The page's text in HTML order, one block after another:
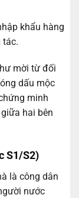
khẩu hàng
tác.
mời từ đối
dấu mộc
minh
hai bên
S1/S2)
là công dân
nước